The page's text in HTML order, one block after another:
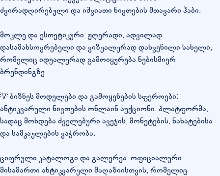
ძვირადღირებული და იშვიათი ნივთების მთავარი ჰაბი.
მოკლე და ესთეტიკური: ჟღერადი, ადვილად
დასამახსოვრებელი და ვიზუალურად დახვეწილი სახელი,
რომელიც იდეალურად გამოიყურება ნებისმიერ
ბრენდინგზე.
💡 ბიზნეს მოდელები და გამოყენების სფეროები:
ანტიკვარული ნივთების ონლაინ აუქციონი: პლატფორმა,
სადაც მოხდება ძველებური ავეჯის, მონეტების, ნახატებისა
და სამკაულების ვაჭრობა.
ციფრული კატალოგი და გალერეა: ოფიციალური
მისამართი ანტიკვარული მაღაზიისთვის, რომელიც